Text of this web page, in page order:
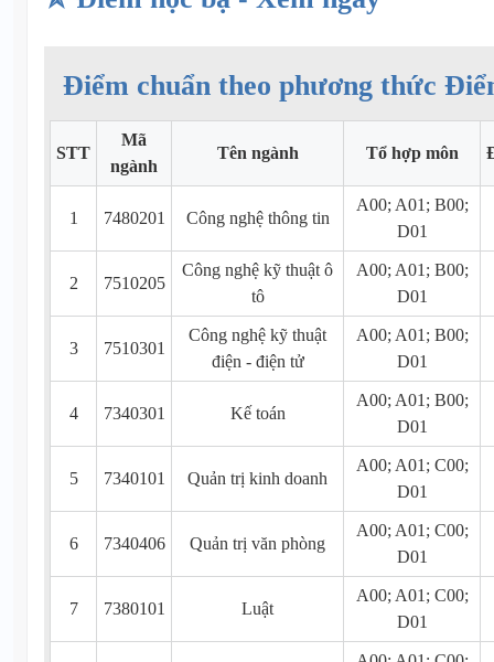
Điểm chuẩn theo phương thức
STT
Mã
ngành
Tên ngành Tổ hợp môn
1 7480201 Công nghệ thông tin
A00; A01; B00;
D01
2 7510205
Công nghệ kỹ thuật ô
tô
A00; A01; B00;
D01
3 7510301
Công nghệ kỹ thuật
điện - điện tử
A00; A01; B00;
D01
4 7340301 Kế toán
A00; A01; B00;
D01
5 7340101 Quản trị kinh doanh
A00; A01; C00;
D01
6 7340406 Quản trị văn phòng
A00; A01; C00;
D01
7 7380101 Luật
A00; A01; C00;
D01